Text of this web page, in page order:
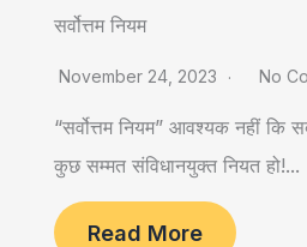
सर्वोत्तम नियम
November 24, 2023 No
“सर्वोत्तम नियम” आवश्यक नहीं कि
कुछ सम्मत संविधानयुक्त नियत हो!...
Read More